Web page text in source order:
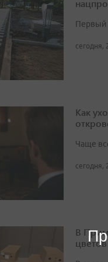
Первый
сегодня,
Как
Чаще
сегодня,
В